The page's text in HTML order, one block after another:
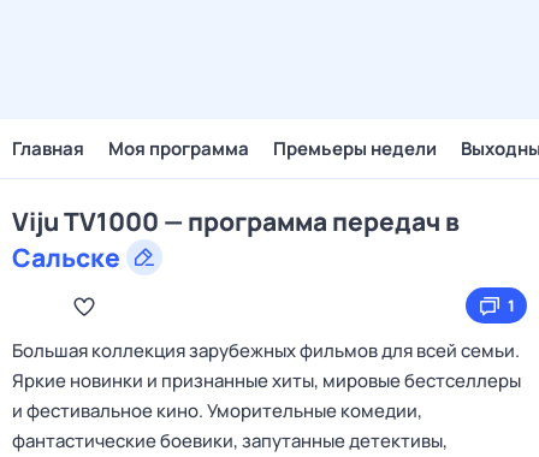
Главная Моя программа Премьеры недели
Viju TV1000 — программа передач в
Сальске
1
Большая коллекция зарубежных фильмов для всей семьи.
Яркие новинки и признанные хиты, мировые бестселлеры
и фестивальное кино. Уморительные комедии,
фантастические боевики, запутанные детективы,